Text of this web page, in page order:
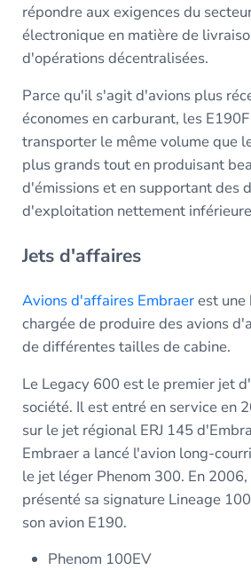
répondre aux exigences du
électronique en matière de
d'opérations décentralisées.
Parce qu'il s'agit d'avions plus
économes en carburant, les
transporter le même volume que
plus grands tout en produisant
d'émissions et en supportant des
d'exploitation nettement
Jets d'affaires
Avions d'affaires Embraerest une
chargée de produire des avions
de différentes tailles de cabine.
Le Legacy 600 est le premier jet
société. Il est entré en service en
sur le jet régional ERJ 145
Embraer a lancé l'avion long-
le jet léger Phenom 300. En
présenté sa signature Lineage
son avion E190.
Phenom 100EV